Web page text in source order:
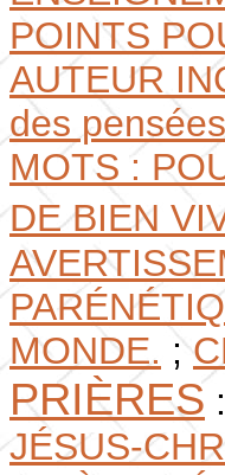
POINTS
AUTEUR
des
MOTS :
DE BIEN
MONDE. ;
PRIÈRES :
JÉSUS-